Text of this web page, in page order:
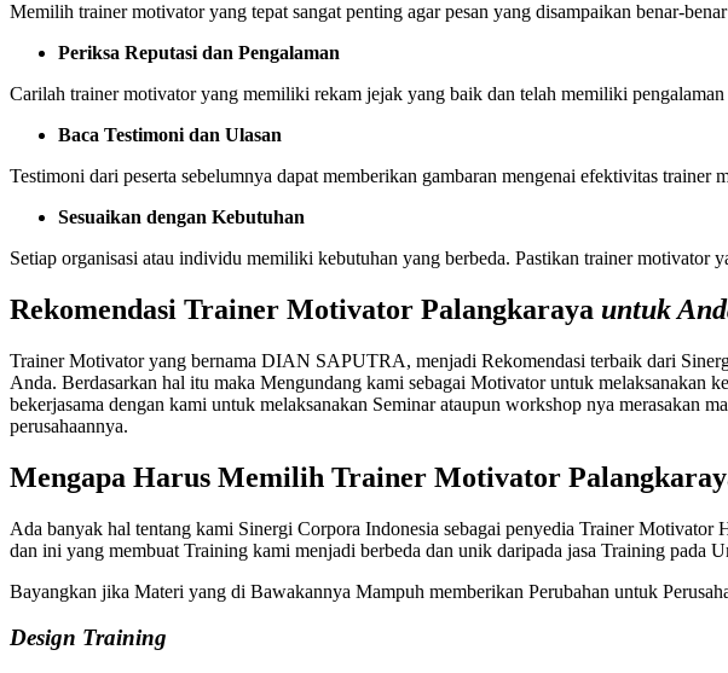
Memilih trainer motivator yang tepat sangat penting agar pesan yang disampaikan benar-
Periksa Reputasi dan Pengalaman
Carilah trainer motivator yang memiliki rekam jejak yang baik dan telah memiliki
Baca Testimoni dan Ulasan
Testimoni dari peserta sebelumnya dapat memberikan gambaran mengenai efektivitas trainer
Sesuaikan dengan Kebutuhan
Setiap organisasi atau individu memiliki kebutuhan yang berbeda. Pastikan trainer motivator
Rekomendasi Trainer Motivator Palangkaraya untuk
Trainer Motivator yang bernama DIAN SAPUTRA, menjadi Rekomendasi terbaik dari
Anda. Berdasarkan hal itu maka Mengundang kami sebagai Motivator untuk melaksanakan
bekerjasama dengan kami untuk melaksanakan Seminar ataupun workshop nya merasakan
perusahaannya.
Mengapa Harus Memilih Trainer Motivator
Ada banyak hal tentang kami Sinergi Corpora Indonesia sebagai penyedia Trainer
dan ini yang membuat Training kami menjadi berbeda dan unik daripada jasa Training pada
Bayangkan jika Materi yang di Bawakannya Mampuh memberikan Perubahan untuk
Design Training